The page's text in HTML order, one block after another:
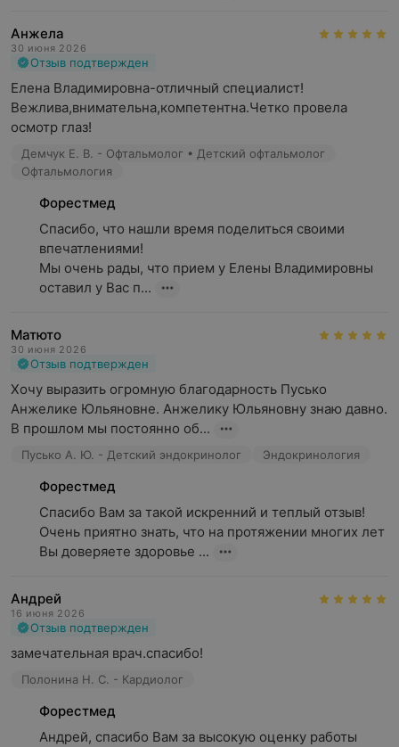
Анжела
30 июня 2026
Отзыв подтвержден
Елена Владимировна-отличный специалист!
Вежлива,внимательна,компетентна.Четко провела
осмотр глаз!
Демчук Е. В. - Офтальмолог • Детский офтальмолог
Офтальмология
Форестмед
Спасибо, что нашли время поделиться своими
впечатлениями!
Мы очень рады, что прием у Елены Владимировны
оставил у Вас п...
Матюто
30 июня 2026
Отзыв подтвержден
Хочу выразить огромную благодарность Пусько
Анжелике Юльяновне. Анжелику Юльяновну знаю давно.
В прошлом мы постоянно об...
Пусько А. Ю. - Детский эндокринолог Эндокринология
Форестмед
Спасибо Вам за такой искренний и теплый отзыв!
Очень приятно знать, что на протяжении многих лет
Вы доверяете здоровье ...
Андрей
16 июня 2026
Отзыв подтвержден
замечательная врач.спасибо!
Полонина Н. С. - Кардиолог
Форестмед
Андрей, спасибо Вам за высокую оценку работы